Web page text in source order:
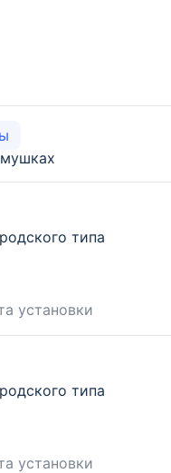
типа
установки
типа
установки